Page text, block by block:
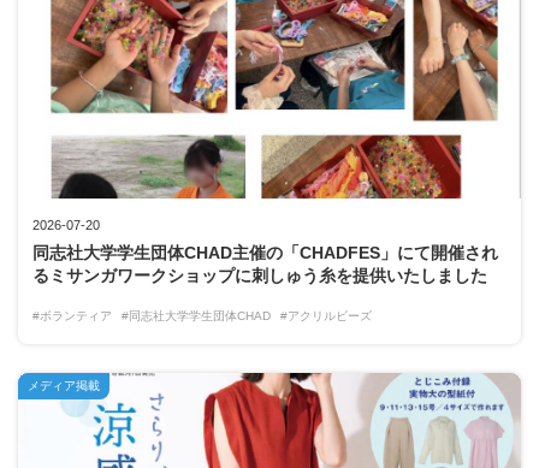
2026-07-20
同志社大学学生団体CHAD主催の「CHADFES」にて開催され
るミサンガワークショップに刺しゅう糸を提供いたしました
#ボランティア #同志社大学学生団体CHAD #アクリルビーズ
メディア掲載